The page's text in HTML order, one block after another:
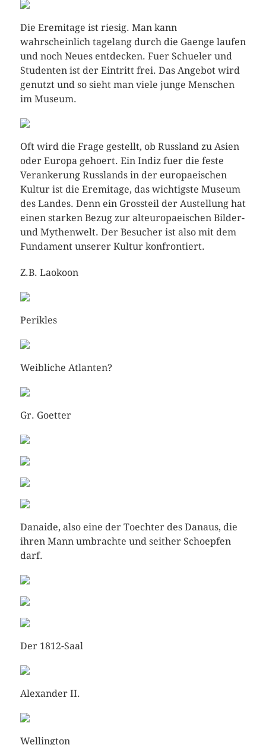
Die Eremitage ist riesig. Man kann
wahrscheinlich tagelang durch die Gaenge laufen
und noch Neues entdecken. Fuer Schueler und
Studenten ist der Eintritt frei. Das Angebot wird
genutzt und so sieht man viele junge Menschen
im Museum.
Oft wird die Frage gestellt, ob Russland zu Asien
oder Europa gehoert. Ein Indiz fuer die feste
Verankerung Russlands in der europaeischen
Kultur ist die Eremitage, das wichtigste Museum
des Landes. Denn ein Grossteil der Austellung hat
einen starken Bezug zur alteuropaeischen Bilder-
und Mythenwelt. Der Besucher ist also mit dem
Fundament unserer Kultur konfrontiert.
Z.B. Laokoon
Perikles
Weibliche Atlanten?
Gr. Goetter
Danaide, also eine der Toechter des Danaus, die
ihren Mann umbrachte und seither Schoepfen
darf.
Der 1812-Saal
Alexander II.
Wellington